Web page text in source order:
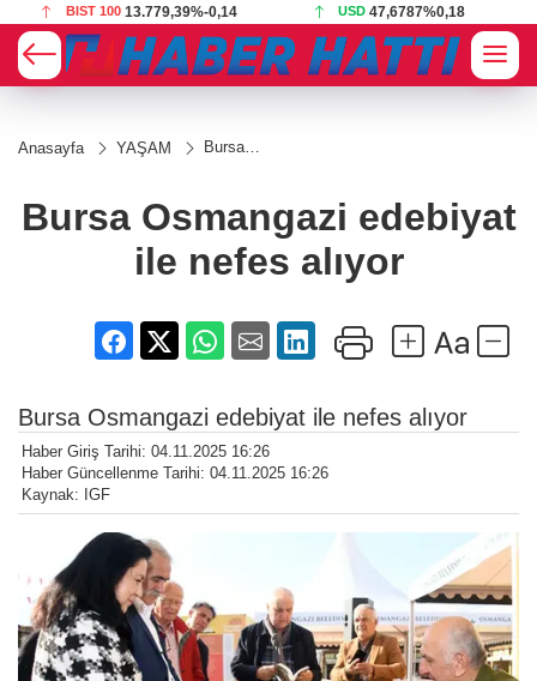
BIST 100 13.779,39%-0,14 USD 47,6787%0,18
Anasayfa YAŞAM
Bursa
alıyor
Bursa Osmangazi edebiyat
ile nefes alıyor
Bursa Osmangazi edebiyat ile nefes alıyor
Haber Giriş Tarihi: 04.11.2025 16:26
Haber Güncellenme Tarihi: 04.11.2025 16:26
Kaynak: IGF